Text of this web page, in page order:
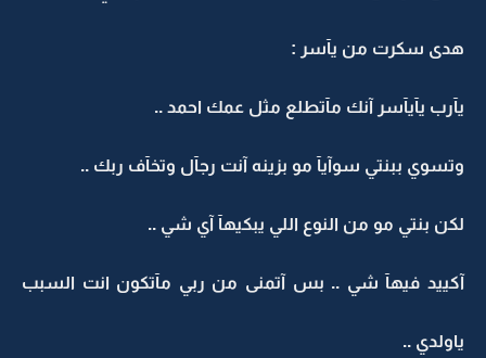
هدى سكرت من يآسر :
يآرب يآيآسر آنك مآتطلع مثل عمك احمد ..
وتسوي ببنتي سوآيآ مو بزينه آنت رجآل وتخآف ربك ..
لكن بنتي مو من النوع اللي يبكيهآ آي شي ..
آكييد فيهآ شي .. بس آتمنى من ربي مآتكون انت السبب
ياولدي ..